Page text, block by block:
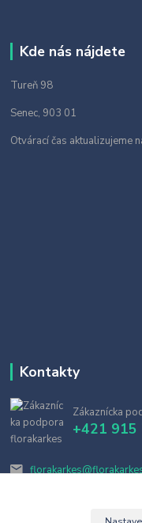
Kde nás nájdete
Tureň 98
Senec, 903 01
Otvárací čas aktualizujeme
Kontakty
Zákaznícka
+421 915